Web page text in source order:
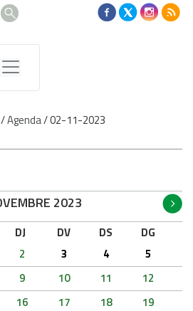
/Agenda/02-11-2023
2023
DJ DV DS
DG
2 3 4
5
9 10 11
12
16 17 18
19